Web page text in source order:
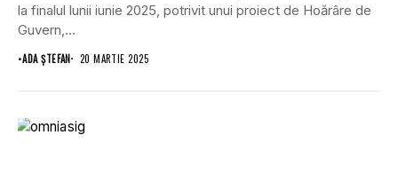
la finalul lunii iunie 2025, potrivit unui proiect de Hoărâre de
Guvern,...
•ADA ȘTEFAN 20 MARTIE 2025